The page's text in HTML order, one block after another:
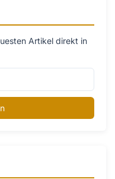
Artikel direkt in